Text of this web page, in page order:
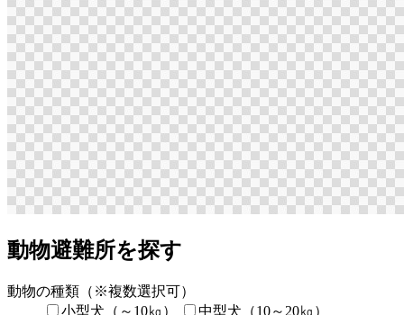
動物避難所を探す
動物の種類 （※複数選択可）
小型犬（～10㎏）
中型犬（10～20㎏）